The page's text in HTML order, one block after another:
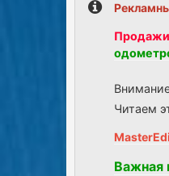
Продажи
Читаем
Важная